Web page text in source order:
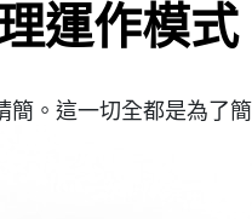
運作模式
。這一切全都是為了